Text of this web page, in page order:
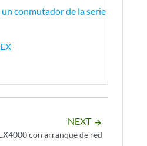
conmutador de la serie
NEXT arrow_forward
con arranque de red